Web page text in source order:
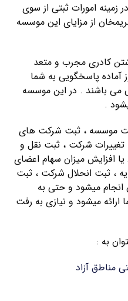
زمینه امورات ثبتی از سوی
از مزایای این موسسه
کادری مجرب و متعد
آماده پاسخگویی به شما
می باشند . در این موسسه
.
موسسه ، ثبت شرکت های
شرکت ، ثبت نقل و
افزایش میزان سهام اعضای
، ثبت انحلال شرکت ، ثبت
میشود و حتی به
میشود و نیازی به رفت
به :
مناطق آزاد